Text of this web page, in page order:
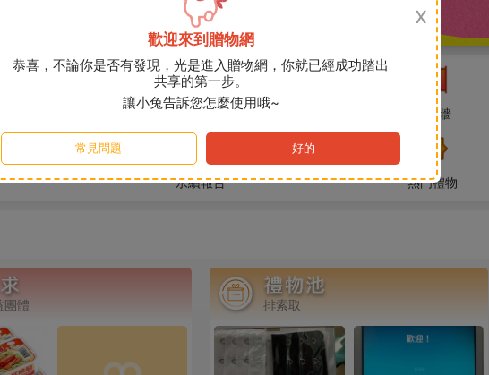
歡迎來到贈物網
恭喜，不論你是否有發現，光是進入贈物網，你就已經成功踏出
共享的第一步。
讓小兔告訴您怎麼使用哦~
x
常見問題 好的
說說 感謝牆
永續報告 熱門禮物
毛巾
團體 排索取